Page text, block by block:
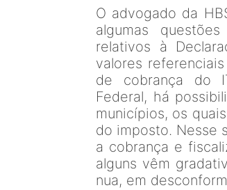
O advogado da
algumas
relativos à
valores
de cobrança do
Federal, há
municípios, os
do imposto. Nesse
a cobrança e
alguns vêm
nua, em